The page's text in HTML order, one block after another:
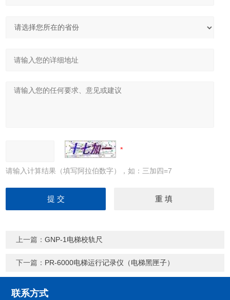
请输入计算结果（填写阿拉伯数字），如：三加四=7
上一篇：GNP-1电梯校轨尺
下一篇： PR-6000电梯运行记录仪（电梯黑匣子）
联系方式